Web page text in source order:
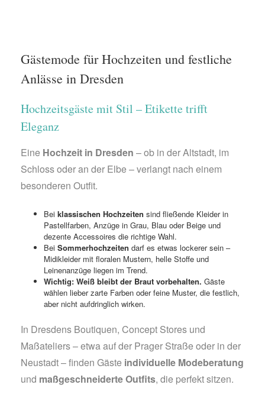
Gästemode für Hochzeiten und festliche
Anlässe in Dresden
Hochzeitsgäste mit Stil – Etikette trifft
Eleganz
Eine Hochzeit in Dresden – ob in der Altstadt, im
Schloss oder an der Elbe – verlangt nach einem
besonderen Outfit.
Bei klassischen Hochzeiten sind fließende Kleider in
Pastellfarben, Anzüge in Grau, Blau oder Beige und
dezente Accessoires die richtige Wahl.
Bei Sommerhochzeiten darf es etwas lockerer sein –
Midikleider mit floralen Mustern, helle Stoffe und
Leinenanzüge liegen im Trend.
Wichtig: Weiß bleibt der Braut vorbehalten. Gäste
wählen lieber zarte Farben oder feine Muster, die festlich,
aber nicht aufdringlich wirken.
In Dresdens Boutiquen, Concept Stores und
Maßateliers – etwa auf der Prager Straße oder in der
Neustadt – finden Gäste individuelle Modeberatung
und maßgeschneiderte Outfits, die perfekt sitzen.